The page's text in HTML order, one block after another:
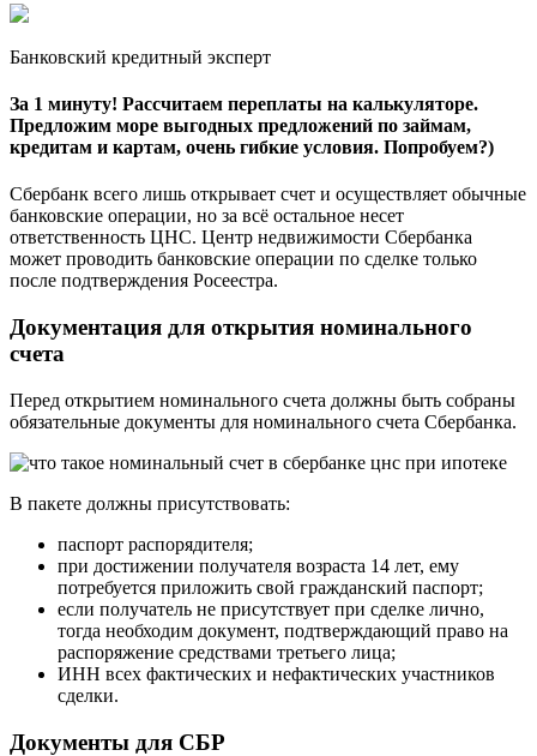
Банковский кредитный эксперт
За 1 минуту! Рассчитаем переплаты на калькуляторе.
Предложим море выгодных предложений по займам,
кредитам и картам, очень гибкие условия. Попробуем?)
Сбербанк всего лишь открывает счет и осуществляет обычные
банковские операции, но за всё остальное несет
ответственность ЦНС. Центр недвижимости Сбербанка
может проводить банковские операции по сделке только
после подтверждения Росеестра.
Документация для открытия номинального
счета
Перед открытием номинального счета должны быть собраны
обязательные документы для номинального счета Сбербанка.
В пакете должны присутствовать:
паспорт распорядителя;
при достижении получателя возраста 14 лет, ему
потребуется приложить свой гражданский паспорт;
если получатель не присутствует при сделке лично,
тогда необходим документ, подтверждающий право на
распоряжение средствами третьего лица;
ИНН всех фактических и нефактических участников
сделки.
Документы для СБР